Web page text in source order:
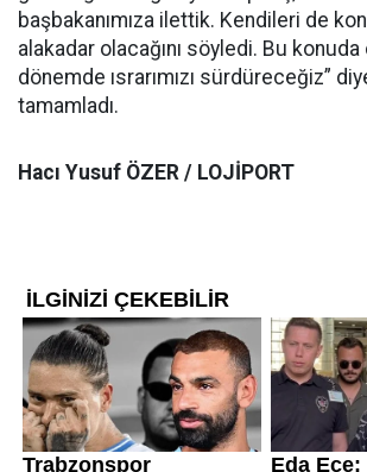
başbakanımıza ilettik. Kendileri de
alakadar olacağını söyledi. Bu
dönemde ısrarımızı sürdüreceğiz”
tamamladı.
Hacı Yusuf ÖZER / LOJİPORT